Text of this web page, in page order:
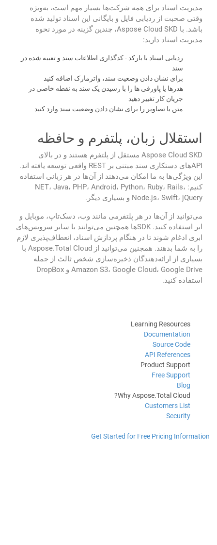
مدیریت اسناد برای همه شرکت‌ها بسیار مهم است، به‌ویژه
وقتی صحبت از ردیابی فایل و بایگانی این اسناد تولید شده
باشد. با Aspose Cloud SKD، چندین گزینه در مورد نحوه
مدیریت اسناد دارید:
ردیابی اسناد با بارکد - کدگذاری اطلاعات سند و تعبیه شده در
سند
برای نشان دادن وضعیت سند، واترمارک اضافه کنید
هدرها یا پاورقی ها را با رسیدن یک سند به نقطه خاصی در
جریان کار تغییر دهید
متن یا تصاویر را برای نشان دادن وضعیت سند وارد کنید
استقلال زبان، پلتفرم و حافظه
Aspose Cloud SKD مستقل از پلتفرم هستند و در بالای
APIهای دستکاری سند مبتنی بر REST واقعی توسعه یافته اند.
این ویژگی‌ها به ما امکان می‌دهند از آن‌ها در هر زبانی استفاده
کنیم: NET، Java، PHP، Android، Python، Ruby، Rails،
Node.js، Swift، jQuery و بسیاری دیگر.
می‌توانید از آن‌ها در هر پلتفرمی مانند وب، دسک‌تاپ، موبایل و
ابر استفاده کنید. SDKها همچنین می‌توانند با سایر سرویس‌های
ابری ادغام شوند تا در هنگام پردازش اسناد، انعطاف‌پذیری لازم
را به شما بدهند. همچنین می‌توانید از Aspose.Total Cloud با
بسیاری از ارائه‌دهندگان ذخیره‌سازی شخص ثالث از جمله
Amazon S3، Google Cloud، Google Drive و DropBox
استفاده کنید.
Learning Resources
Documentation
Source Code
API References
Product Support
Free Support
Blog
Why Aspose.Total Cloud?
Customers List
Security
Get Started for Free Pricing Information